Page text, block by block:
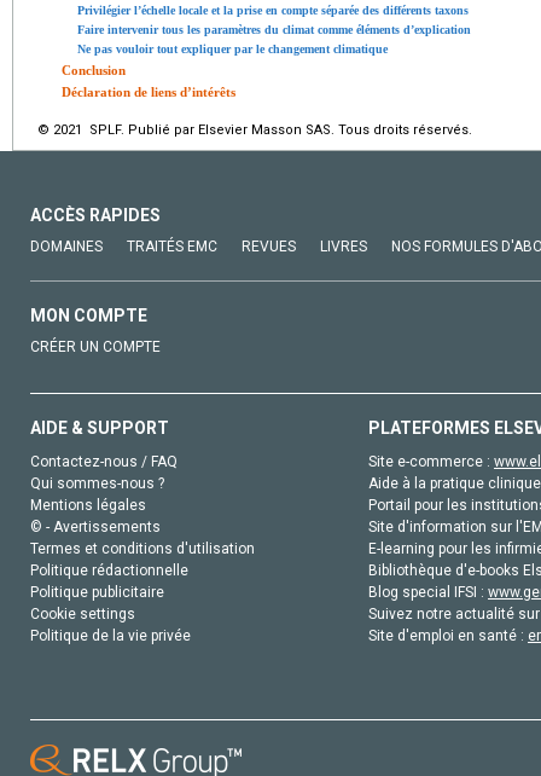
Privilégier l’échelle locale et la prise en compte séparée des différents taxons
Faire intervenir tous les paramètres du climat comme éléments d’explication
Ne pas vouloir tout expliquer par le changement climatique
Conclusion
Déclaration de liens d’intérêts
© 2021 SPLF. Publié par Elsevier Masson SAS. Tous droits réservés.
ACCÈS RAPIDES
DOMAINES TRAITÉS EMC REVUES LIVRES NOS FORMULES
MON COMPTE
CRÉER UN COMPTE
AIDE & SUPPORT
Contactez-nous / FAQ
Qui sommes-nous ?
Mentions légales
© - Avertissements
Termes et conditions d'utilisation
Politique rédactionnelle
Politique publicitaire
Cookie settings
Politique de la vie privée
PLATEFORMES
Site e-commerce :
Aide à la pratique
Portail pour les
Site d'information sur
E-learning pour les
Bibliothèque d'e-books
Blog special IFSI :
Suivez notre actualité
Site d'emploi en santé :